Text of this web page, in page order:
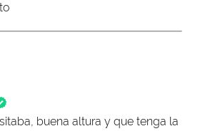
buena altura y que tenga la